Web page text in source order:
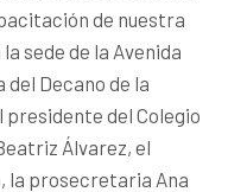
de nuestra
sede de la Avenida
Decano de la
presidente del Colegio
Álvarez, el
la prosecretaria Ana